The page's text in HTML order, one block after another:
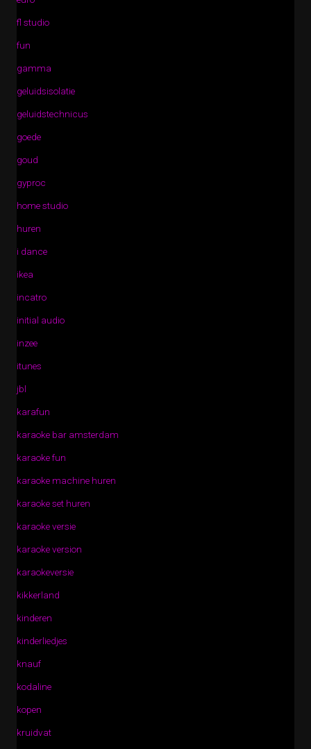
fl studio
fun
gamma
geluidsisolatie
geluidstechnicus
goede
goud
gyproc
home studio
huren
i dance
ikea
incatro
initial audio
inzee
itunes
jbl
karafun
karaoke bar amsterdam
karaoke fun
karaoke machine huren
karaoke set huren
karaoke versie
karaoke version
karaokeversie
kikkerland
kinderen
kinderliedjes
knauf
kodaline
kopen
kruidvat